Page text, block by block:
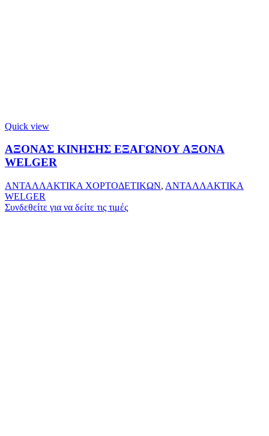
Quick view
ΑΞΟΝΑΣ ΚΙΝΗΣΗΣ ΕΞΑΓΩΝΟΥ ΑΞΟΝΑ
WELGER
ΑΝΤΑΛΛΑΚΤΙΚΑ ΧΟΡΤΟΔΕΤΙΚΩΝ, ΑΝΤΑΛΛΑΚΤΙΚΑ
WELGER
Συνδεθείτε για να δείτε τις τιμές